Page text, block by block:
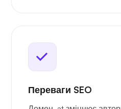
Переваги SEO